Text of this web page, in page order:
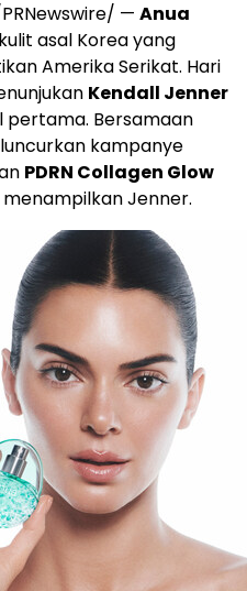
— Anua
asal Korea yang
Amerika Serikat. Hari
Kendall Jenner
pertama. Bersamaan
kampanye
PDRN Collagen Glow
Jenner.